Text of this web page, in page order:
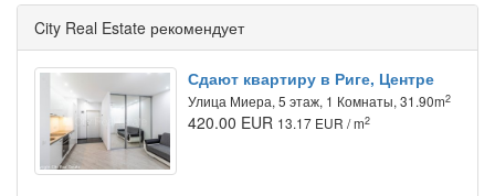
City Real Estate рекомендует
Сдают квартиру в Риге, Центре
Улица Миера, 5 этаж, 1 Комнаты, 31.90m2
420.00 EUR 13.17 EUR / m2